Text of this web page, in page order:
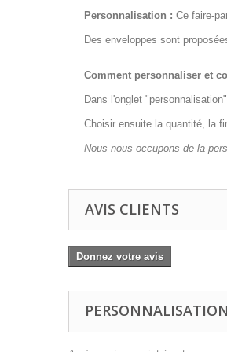
Personnalisation : Ce faire-
Des enveloppes sont
Comment personnaliser et
Dans l'onglet
Choisir ensuite la quantité, la
Nous nous occupons de la
AVIS CLIENTS
Donnez votre avis
PERSONNALISATION